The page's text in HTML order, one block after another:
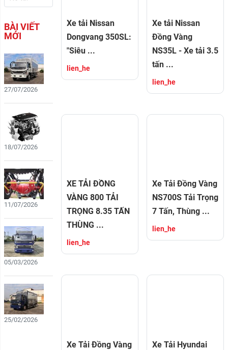
BÀI VIẾT
MỚI
đồng
Yuchai
27/07/2026
Động
18/07/2026
Vàng
NS700
Thanh
bằng
11/07/2026
Đồng
05/03/2026
25/02/2026
Xe tải Nissan
Dongvang 350SL:
"Siêu ...
lien_he
Xe tải Nissan
Đồng Vàng
NS35L - Xe tải 3.5
tấn ...
lien_he
XE TẢI ĐỒNG
VÀNG 800 TẢI
TRỌNG 8.35 TẤN
THÙNG ...
lien_he
Xe Tải Đồng Vàng
NS700S Tải Trọng
7 Tấn, Thùng ...
lien_he
Xe Tải Đồng Vàng
Xe Tải Hyundai